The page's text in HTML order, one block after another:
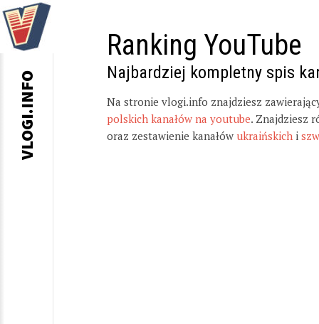
Ranking YouTube
Najbardziej kompletny spis
Na stronie vlogi.info znajdziesz
polskich kanałów na youtube. Znajdziesz
oraz zestawienie kanałów ukraińskich i
VLOGI.INFO